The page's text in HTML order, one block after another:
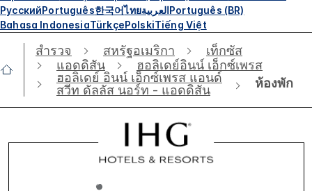
РусскийPortuguês한국어ไทยالعربيةPortuguês (BR)
Bahasa IndonesiaTürkçePolskiTiếng Việt
สำรวจ สหรัฐอเมริกา
เท็กซัส
แอดดิสัน
ฮอลิเดย์อินน์ เอ็กซ์เพรส
ฮอลิเดย์ อินน์ เอ็กซ์เพรส แอนด์
สวีท ดัลลัส นอร์ท - แอดดิสัน
ห้องพัก